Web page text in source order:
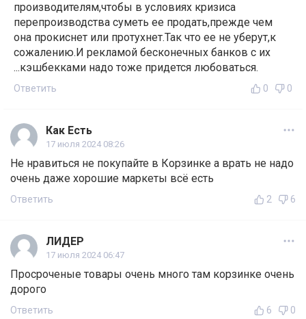
производителям,чтобы в условиях кризиса
перепроизводства суметь ее продать,прежде чем
она прокиснет или протухнет.Так что ее не уберут,к
сожалению.И рекламой бесконечных банков с их
...кэшбекками надо тоже придется любоваться.
Ответить 0 0
Как Есть
17 июля 2024 08:26
Не нравиться не покупайте в Корзинке а врать не надо
очень даже хорошие маркеты всё есть
Ответить 2 6
ЛИДЕР
17 июля 2024 06:47
Просроченые товары очень много там корзинке очень
дорого
Ответить 6 0